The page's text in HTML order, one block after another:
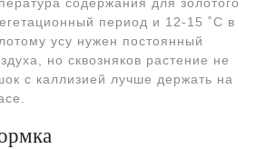
содержания для золотого
период и 12-15 ˚C в
усу нужен постоянный
но сквозняков растение не
с каллизией лучше держать на